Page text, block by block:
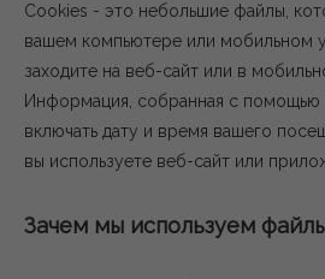
Cookies - это небольшие файлы,
вашем компьютере или мобильном
заходите на веб-сайт или в
Информация, собранная с
включать дату и время вашего
вы используете веб-сайт или
Зачем мы используем